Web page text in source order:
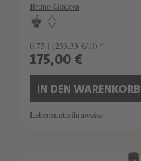
Bruno Giacosa
0.75 l (233,33 €/1l) *
175,00 €
IN DEN WARENKORB
Lebensmittelhinweise